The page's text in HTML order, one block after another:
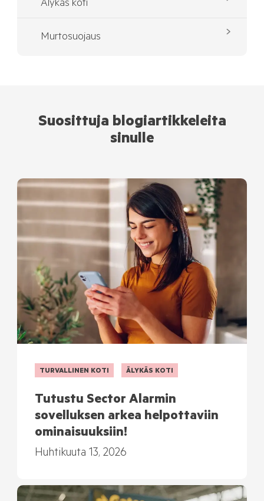
Älykäs koti
Murtosuojaus
Suosittuja blogiartikkeleita
sinulle
TURVALLINEN KOTI ÄLYKÄS KOTI
Tutustu Sector Alarmin
sovelluksen arkea helpottaviin
ominaisuuksiin!
Huhtikuuta 13, 2026